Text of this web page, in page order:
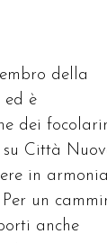
della
ed è
dei
Città
in armonia
un
anche